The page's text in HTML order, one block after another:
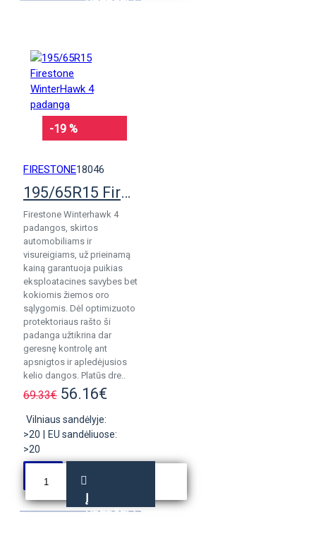
KREPŠELĮ
-19 %
FIRESTONE18046
195/65R15 Firestone WinterHawk 4 padanga
Firestone Winterhawk 4
padangos, skirtos
automobiliams ir
visureigiams, už prieinamą
kainą garantuoja puikias
eksploatacines savybes bet
kokiomis žiemos oro
sąlygomis. Dėl optimizuoto
protektoriaus rašto ši
padanga užtikrina dar
geresnę kontrolę ant
apsnigtos ir apledėjusios
kelio dangos. Platūs dre..
69.33€ 56.16€
Vilniaus sandėlyje:
>20
EU sandėliuose:
>20
Į
KREPŠELĮ